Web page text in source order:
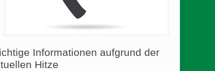
Informationen aufgrund der
Hitze